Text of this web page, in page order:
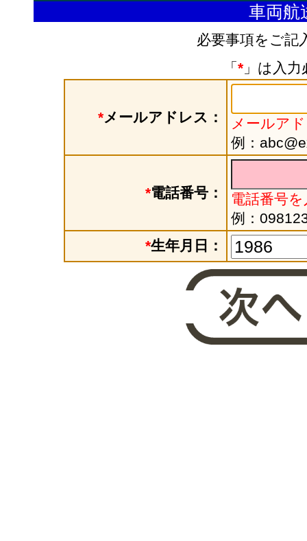
車両航
必要事項をご記
「 *」は入力
*メールアドレス：
メールア
例：
*電話番号：
電話番号
例：
*生年月日：